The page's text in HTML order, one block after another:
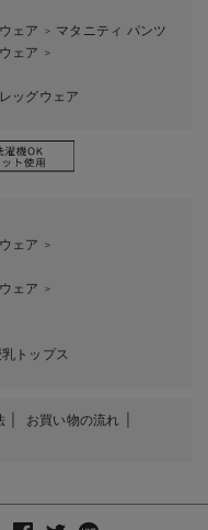
ェア ＞ マタニティ パンツ
ェア ＞
ッグウェア
ェア ＞
ェア ＞
トップス
お買い物の流れ